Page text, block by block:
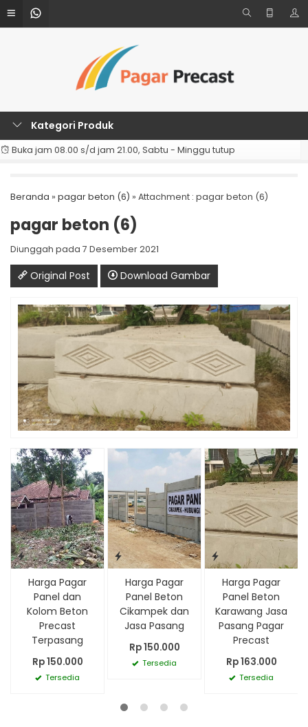
Kategori Produk
Buka jam 08.00 s/d jam 21.00, Sabtu - Minggu tutup
Beranda » pagar beton (6) » Attachment : pagar beton (6)
pagar beton (6)
Diunggah pada 7 Desember 2021
Original Post Download Gambar
Harga Pagar
Panel dan
Kolom Beton
Precast
Terpasang
Rp 150.000
Tersedia
Harga Pagar
Panel Beton
Cikampek dan
Jasa Pasang
Rp 150.000
Tersedia
Harga Pagar
Panel Beton
Karawang Jasa
Pasang Pagar
Precast
Rp 163.000
Tersedia